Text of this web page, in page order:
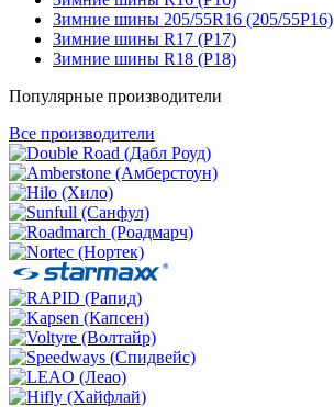
Зимние шины 205/55R16 (205/55Р16)
Зимние шины R17 (Р17)
Зимние шины R18 (Р18)
Популярные производители
Все производители